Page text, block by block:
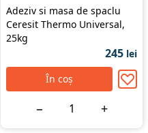
Adeziv si masa de spaclu
Ceresit Thermo Universal,
25kg
245 lei
În coș
− +